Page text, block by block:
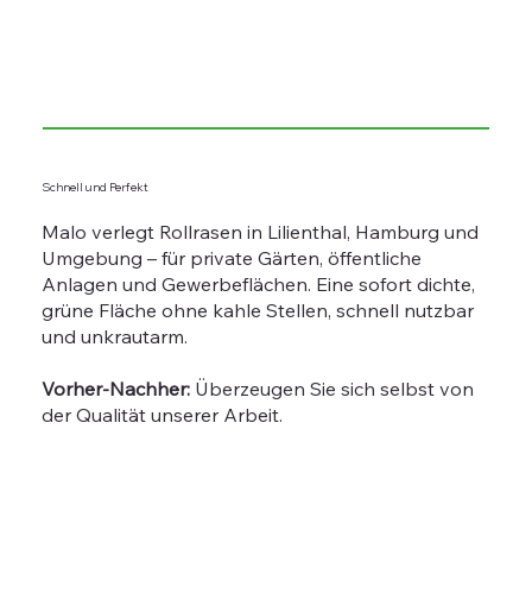
Schnell und Perfekt
Malo verlegt Rollrasen in Lilienthal, Hamburg und
Umgebung – für private Gärten, öffentliche
Anlagen und Gewerbeflächen. Eine sofort dichte,
grüne Fläche ohne kahle Stellen, schnell nutzbar
und unkrautarm.
Vorher-Nachher: Überzeugen Sie sich selbst von
der Qualität unserer Arbeit.